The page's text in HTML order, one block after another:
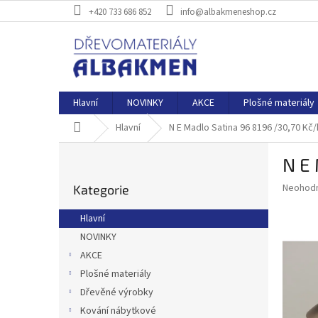
na
+420 733 686 852 info@albakmeneshop.cz
Hlavní NOVINKY AKCE Plošné materiály
Domů Hlavní N E Madlo Satina 96 8196 /30,70
r
a
kategorie
Kategorie
Hlavní
NOVINKY
AKCE
Plošné materiály
Dřevěné výrobky
Kování nábytkové
N
0,0